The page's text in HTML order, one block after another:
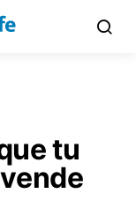
tu